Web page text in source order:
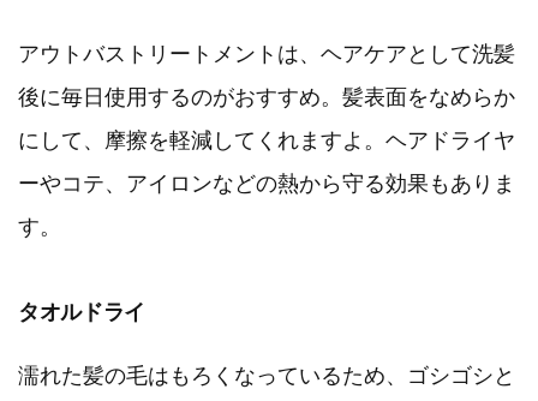
アウトバストリートメントは、ヘアケアとして洗髪
後に毎日使用するのがおすすめ。髪表面をなめらか
にして、摩擦を軽減してくれますよ。ヘアドライヤ
ーやコテ、アイロンなどの熱から守る効果もありま
す。
タオルドライ
濡れた髪の毛はもろくなっているため、ゴシゴシと